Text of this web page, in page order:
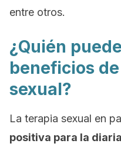
entre otros.
¿Quién
beneficios
sexual?
La terapia sexual en
positiva para la